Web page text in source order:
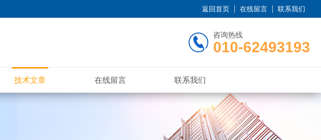
返回首页 在线留言 联系我们
咨询热线
010-62493193
技术文章 在线留言 联系我们